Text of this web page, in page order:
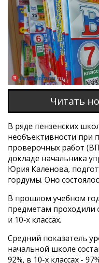
Читать
В ряде пензенских
необъективности при
проверочных работ
докладе начальника
Юрия Каленова,
гордумы. Оно
В прошлом учебном
предметам проходили
и 10-х классах.
Средний показатель
начальной школе
92%, в 10-х классах -